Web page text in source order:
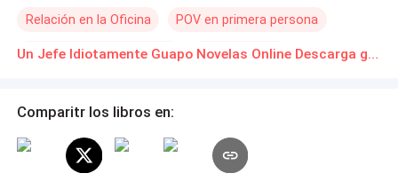
Relación en la Oficina POV en primera persona
Matrimonio por Contrato Independiente Un Jefe Idiotamente Guapo Novelas Online Descarga gratuita de PDF
Comparitr los libros en: